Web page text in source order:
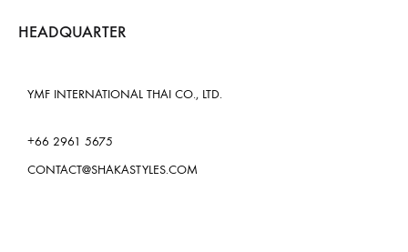
HEADQUARTER
YMF INTERNATIONAL THAI CO., LTD.
+66 2961 5675
CONTACT@SHAKASTYLES.COM